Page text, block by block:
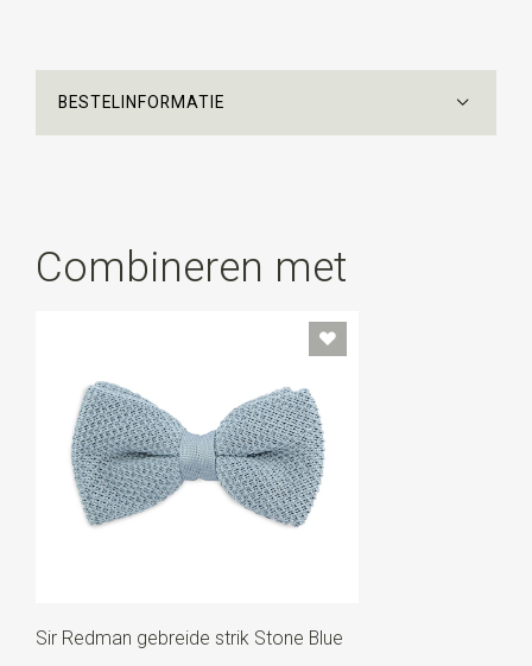
BESTELINFORMATIE
Combineren met
Sir Redman gebreide strik Stone Blue